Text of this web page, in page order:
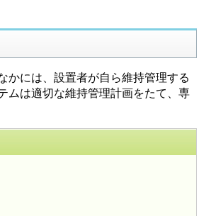
には、設置者が自ら維持管理する
ムは適切な維持管理計画をたて、専